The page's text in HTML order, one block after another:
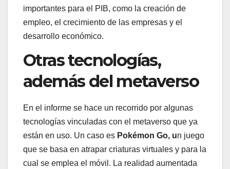
importantes para el PIB, como la creación de
empleo, el crecimiento de las empresas y el
desarrollo económico.
Otras tecnologías,
además del metaverso
En el informe se hace un recorrido por algunas
tecnologías vinculadas con el metaverso que ya
están en uso. Un caso es Pokémon Go, un juego
que se basa en atrapar criaturas virtuales y para la
cual se emplea el móvil. La realidad aumentada